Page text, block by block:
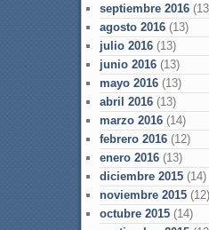
septiembre 2016
agosto 2016(13)
julio 2016(13)
junio 2016(13)
mayo 2016(13)
abril 2016(13)
marzo 2016(14)
febrero 2016(12)
enero 2016(13)
diciembre 2015(14)
noviembre 2015(12)
octubre 2015(14)